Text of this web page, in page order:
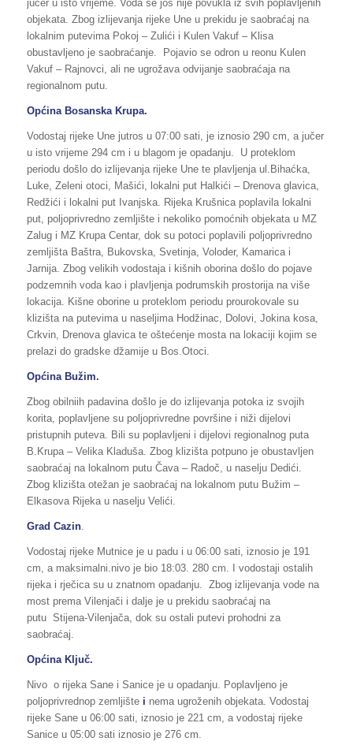
jučer u isto vrijeme. Voda se još nije povukla iz svih poplavljenih
objekata. Zbog izlijevanja rijeke Une u prekidu je saobraćaj na
lokalnim putevima Pokoj – Zulići i Kulen Vakuf – Klisa
obustavljeno je saobraćanje. Pojavio se odron u reonu Kulen
Vakuf – Rajnovci, ali ne ugrožava odvijanje saobraćaja na
regionalnom putu.
Općina Bosanska Krupa.
Vodostaj rijeke Une jutros u 07:00 sati, je iznosio 290 cm, a jučer
u isto vrijeme 294 cm i u blagom je opadanju. U proteklom
periodu došlo do izlijevanja rijeke Une te plavljenja ul.Bihaćka,
Luke, Zeleni otoci, Mašići, lokalni put Halkići – Drenova glavica,
Redžići i lokalni put Ivanjska. Rijeka Krušnica poplavila lokalni
put, poljoprivredno zemljište i nekoliko pomoćnih objekata u MZ
Zalug i MZ Krupa Centar, dok su potoci poplavili poljoprivredno
zemljišta Baštra, Bukovska, Svetinja, Voloder, Kamarica i
Jarnija. Zbog velikih vodostaja i kišnih oborina došlo do pojave
podzemnih voda kao i plavljenja podrumskih prostorija na više
lokacija. Kišne oborine u proteklom periodu prourokovale su
klizišta na putevima u naseljima Hodžinac, Dolovi, Jokina kosa,
Crkvin, Drenova glavica te oštećenje mosta na lokaciji kojim se
prelazi do gradske džamije u Bos.Otoci.
Općina Bužim.
Zbog obilniih padavina došlo je do izlijevanja potoka iz svojih
korita, poplavljene su poljoprivredne površine i niži dijelovi
pristupnih puteva. Bili su poplavljeni i dijelovi regionalnog puta
B.Krupa – Velika Kladuša. Zbog klizišta potpuno je obustavljen
saobraćaj na lokalnom putu Čava – Radoč, u naselju Dedići.
Zbog klizišta otežan je saobraćaj na lokalnom putu Bužim –
Elkasova Rijeka u naselju Velići.
Grad Cazin.
Vodostaj rijeke Mutnice je u padu i u 06:00 sati, iznosio je 191
cm, a maksimalni.nivo je bio 18:03. 280 cm. I vodostaji ostalih
rijeka i rječica su u znatnom opadanju. Zbog izlijevanja vode na
most prema Vilenjači i dalje je u prekidu saobraćaj na
putu Stijena-Vilenjača, dok su ostali putevi prohodni za
saobraćaj.
Općina Ključ.
Nivo o rijeka Sane i Sanice je u opadanju. Poplavljeno je
poljoprivrednop zemljištei nema ugroženih objekata. Vodostaj
rijeke Sane u 06:00 sati, iznosio je 221 cm, a vodostaj rijeke
Sanice u 05:00 sati iznosio je 276 cm.